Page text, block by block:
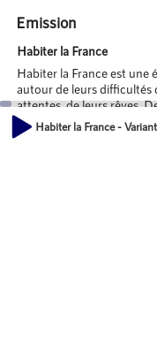
Emission
Habiter la France
Habiter la France est une
autour de leurs difficultés
attentes, de leurs rêves.
plateau par des
Habiter la France -